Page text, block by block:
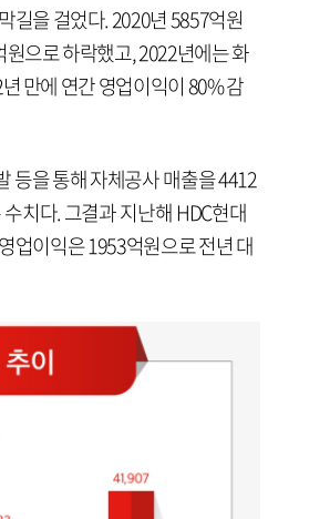
길을 걸었다. 2020년 5857억원
으로 하락했고, 2022년에는 화
만에 연간 영업이익이 80% 감
등을 통해 자체공사 매출을 4412
치다. 그결과 지난해 HDC현대
업이익은 1953억원으로 전년 대